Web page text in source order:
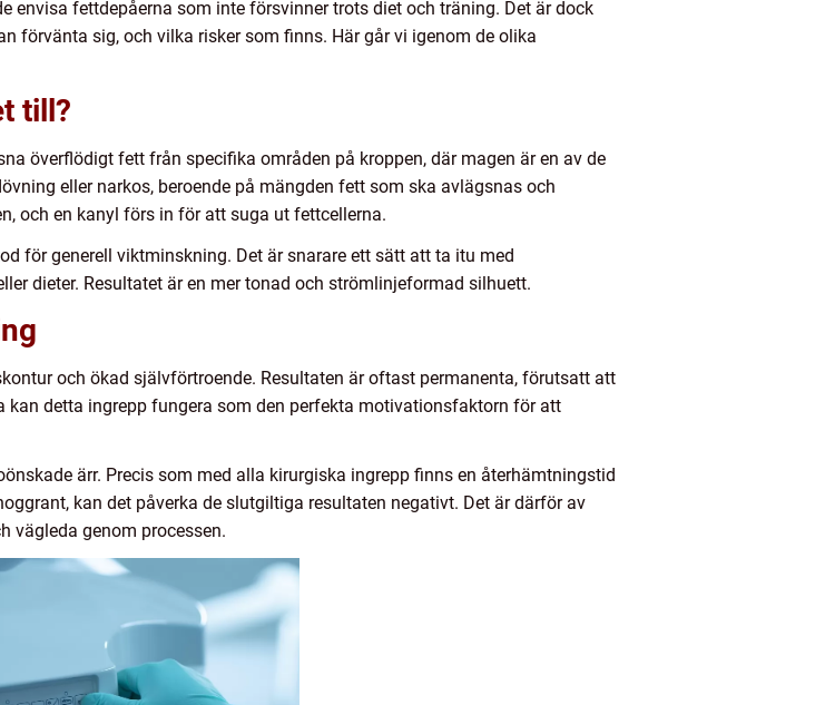
envisa fettdepåerna som inte försvinner trots diet och träning. Det är dock
förvänta sig, och vilka risker som finns. Här går vi igenom de olika
till?
överflödigt fett från specifika områden på kroppen, där magen är en av de
eller narkos, beroende på mängden fett som ska avlägsnas och
och en kanyl förs in för att suga ut fettcellerna.
för generell viktminskning. Det är snarare ett sätt att ta itu med
dieter. Resultatet är en mer tonad och strömlinjeformad silhuett.
och ökad självförtroende. Resultaten är oftast permanenta, förutsatt att
kan detta ingrepp fungera som den perfekta motivationsfaktorn för att
ärr. Precis som med alla kirurgiska ingrepp finns en återhämtningstid
kan det påverka de slutgiltiga resultaten negativt. Det är därför av
vägleda genom processen.